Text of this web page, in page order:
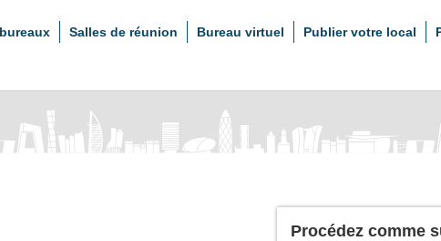
Salles de réunion Bureau virtuel Publier votre local
Procédez comme